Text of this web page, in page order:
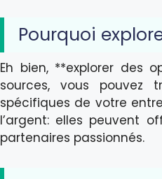
Pourquoi
Eh bien, **explorer des
sources, vous pouvez
spécifiques de votre
l’argent: elles peuvent
partenaires passionnés.